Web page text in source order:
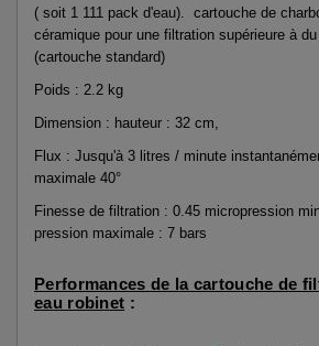
( soit 1 111 pack d'eau). cartouche de
céramique pour une filtration supérieure à
(cartouche standard)
Poids : 2.2 kg
Dimension : hauteur : 32 cm,
Flux : Jusqu'à 3 litres / minute
maximale 40°
Finesse de filtration : 0.45 micropression
pression maximale : 7 bars
Performances de la cartouche de
eau robinet :